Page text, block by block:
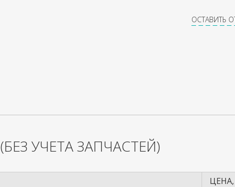
ОСТАВИТЬ
(БЕЗ УЧЕТА ЗАПЧАСТЕЙ)